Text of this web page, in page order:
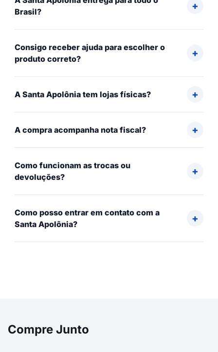
Brasil?
Consigo receber ajuda para escolher o
produto correto?
A Santa Apolônia tem lojas físicas?
A compra acompanha nota fiscal?
Como funcionam as trocas ou
devoluções?
Como posso entrar em contato com a
Santa Apolônia?
Compre Junto